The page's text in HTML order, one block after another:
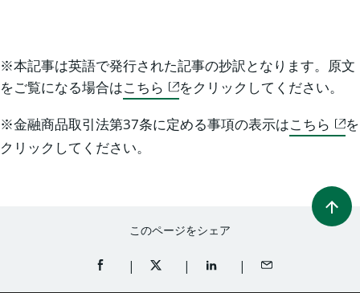
※本記事は英語で発行された記事の抄訳となります。原文
をご覧になる場合はこちら
をクリックしてください。
※金融商品取引法第37条に定める事項の表示はこちら
を
クリックしてください。
このページをシェア
FACEBOOKでシェア（新規ウィンドウを開く）
TWITTERでシェア（新規ウィンドウを開
LINKEDINでシェア（新規ウ
メールでシェア